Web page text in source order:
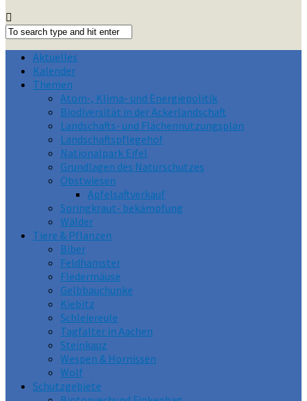
Aktuelles
Kalender
Themen
Atom-, Klima- und Energiepolitik
Biodiversität in der Ackerlandschaft
Landschafts- und Flächennutzungsplan
Landschaftspflegehof
Nationalpark Eifel
Grundlagen des Naturschutzes
Obstwiesen
Apfelsaftverkauf
Springkraut- bekämpfung
Wälder
Tiere & Pflanzen
Biber
Feldhamster
Fledermäuse
Gelbbauchunke
Kiebitz
Schleiereule
Tagfalter in Aachen
Steinkauz
Wespen & Hornissen
Wolf
Schutzgebiete